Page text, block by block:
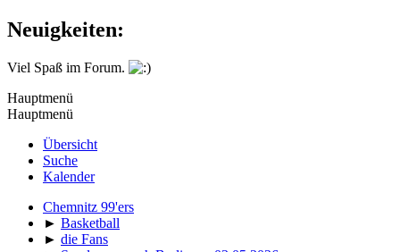
Neuigkeiten:
Viel Spaß im Forum.
Hauptmenü
Hauptmenü
Übersicht
Suche
Kalender
Chemnitz 99'ers
► Basketball
► die Fans